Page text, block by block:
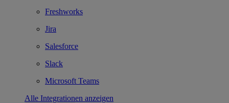
Freshworks
Jira
Salesforce
Slack
Microsoft Teams
Alle Integrationen anzeigen